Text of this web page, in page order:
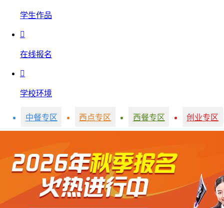
学生作品

在线报名

学校环境
中餐专区 西点专区 西餐专区 创业专区